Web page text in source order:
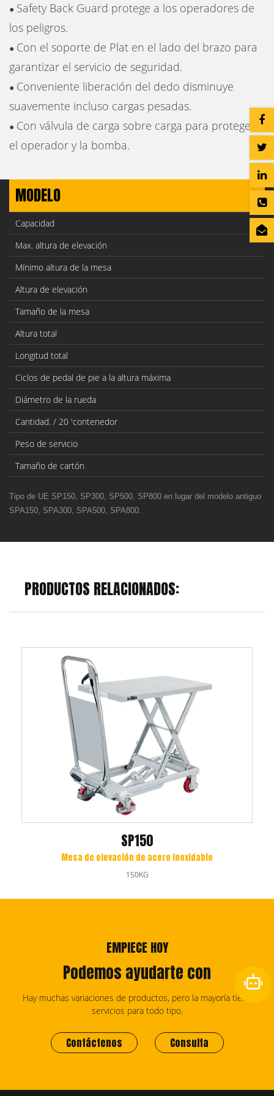
● Safety Back Guard protege a los operadores de
los peligros.
● Con el soporte de Plat en el lado del brazo para
garantizar el servicio de seguridad.
● Conveniente liberación del dedo disminuye
suavemente incluso cargas pesadas.
● Con válvula de carga sobre carga para proteger
el operador y la bomba.
MODELO
Capacidad
Max. altura de elevación
Mínimo altura de la mesa
Altura de elevación
Tamaño de la mesa
Altura total
Longitud total
Ciclos de pedal de pie a la altura máxima
Diámetro de la rueda
Cantidad. / 20 'contenedor
Peso de servicio
Tamaño de cartón
Tipo de UE SP150, SP300, SP500, SP800 en lugar del modelo antiguo
SPA150, SPA300, SPA500, SPA800.
PRODUCTOS RELACIONADOS:
SP150
Mesa de elevación de acero inoxidable
150KG
EMPIECE HOY
Podemos ayudarte con
Hay muchas variaciones de productos, pero la mayoría tiene
servicios para todo tipo.
Contáctenos Consulta